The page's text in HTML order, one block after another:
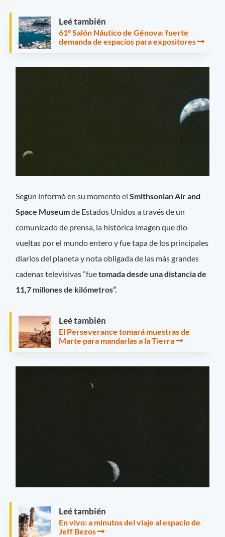
Leé también
61º Salón Náutico de Génova: fuerte
demanda de espacios para expositores
Según informó en su momento elSmithsonian Air and
Space Museumde Estados Unidos a través de un
comunicado de prensa, la histórica imagen que dio
vueltas por el mundo entero y fue tapa de los principales
diarios del planeta y nota obligada de las más grandes
cadenas televisivas ”fuetomada desde una distancia de
11,7 millones de kilómetros”.
Leé también
El Perseverance tomará muestras de
Marte para mandarlas a la Tierra
Leé también
En vivo: a minutos del viaje al espacio de
Jeff Bezos